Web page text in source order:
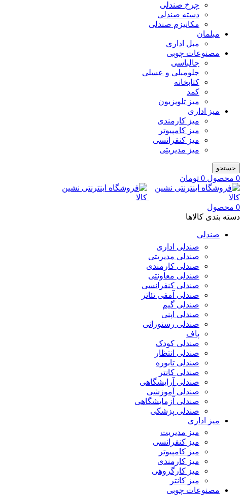
چرخ صندلی
دسته صندلی
مکانیزم صندلی
مبلمان
مبل اداری
مصنوعات چوبی
جالباسی
جلومبلی و عسلی
کتابخانه
کمد
میز تلویزیون
میز اداری
میز کارمندی
میز کامپیوتر
میز کنفرانسی
میز مدیریتی
جستجو
0 محصول 0 تومان
0 محصول
دسته بندی کالاها
صندلی
صندلی اداری
صندلی مدیریتی
صندلی کارمندی
صندلی معاونتی
صندلی کنفرانسی
صندلی آمفی تئاتر
صندلی گیم
صندلی اپنی
صندلی رستورانی
پاف
صندلی کودک
صندلی انتظار
صندلی تابوره
صندلی کانتر
صندلی آرایشگاهی
صندلی آموزشی
صندلی آزمایشگاهی
صندلی پزشکی
میز اداری
میز مدیریت
میز کنفرانسی
میز کامپیوتر
میز کارمندی
میز کارگروهی
میز کانتر
مصنوعات چوبی